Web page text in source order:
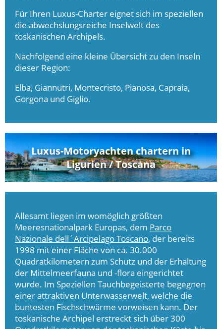
Für Ihren Luxus-Charter eignet sich im speziellen
die abwechslungsreiche Inselwelt des
toskanischen Archipels.
Nachfolgend eine kleine Übersicht zu den Inseln
dieser Region:
Elba, Giannutri, Montecristo, Pianosa, Capraia,
Gorgona und Giglio.
Luxus-Motoryachten chartern in
Ligurien / Toscana
Allesamt liegen im womöglich größten
Meeresnationalpark Europas, dem Parco
Nazionale dell´Arcipelago Toscano, der bereits
1998 mit einer Fläche von ca. 30.000
Quadratkilometern zum Schutz und der Erhaltung
der Mittelmeerfauna und -flora eingerichtet
wurde. Im Speziellen Tauchbegeisterte begegnen
einer attraktiven Unterwasserwelt, welche die
buntesten Fischschwärme vorweisen kann. Der
toskanische Archipel erstreckt sich über 300